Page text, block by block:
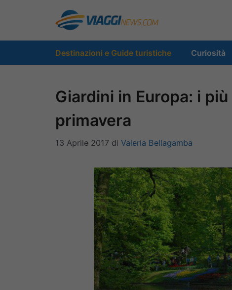
contenuto
Destinazioni e Guide turistiche Curiosità
Giardini in Europa: i
primavera
13 Aprile 2017 di Valeria Bellagamba